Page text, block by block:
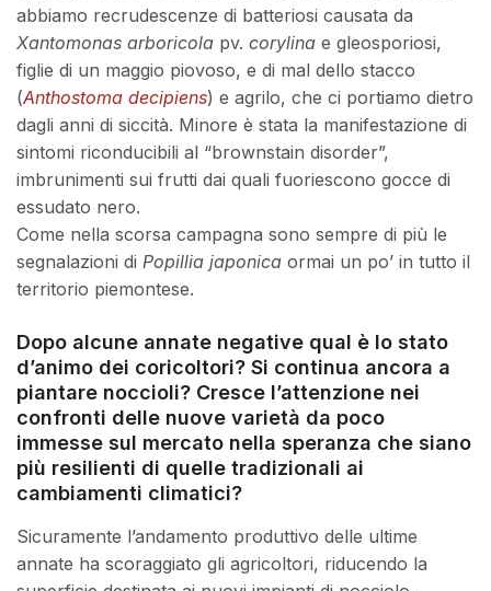
abbiamo recrudescenze di batteriosi causata da
Xantomonas arboricola pv. corylina e gleosporiosi,
figlie di un maggio piovoso, e di mal dello stacco
(Anthostoma decipiens) e agrilo, che ci portiamo dietro
dagli anni di siccità. Minore è stata la manifestazione di
sintomi riconducibili al “brownstain disorder”,
imbrunimenti sui frutti dai quali fuoriescono gocce di
essudato nero.
Come nella scorsa campagna sono sempre di più le
segnalazioni di Popillia japonica ormai un po’ in tutto il
territorio piemontese.
Dopo alcune annate negative qual è lo stato
d’animo dei coricoltori? Si continua ancora a
piantare noccioli? Cresce l’attenzione nei
confronti delle nuove varietà da poco
immesse sul mercato nella speranza che siano
più resilienti di quelle tradizionali ai
cambiamenti climatici?
Sicuramente l’andamento produttivo delle ultime
annate ha scoraggiato gli agricoltori, riducendo la